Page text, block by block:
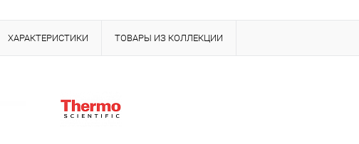
ХАРАКТЕРИСТИКИ ТОВАРЫ ИЗ КОЛЛЕКЦИИ